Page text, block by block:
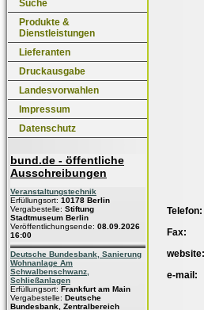
Suche
Produkte &
Dienstleistungen
Lieferanten
Druckausgabe
Landesvorwahlen
Impressum
Datenschutz
bund.de - öffentliche
Ausschreibungen
Veranstaltungstechnik
Erfüllungsort: 10178 Berlin
Vergabestelle: Stiftung
Stadtmuseum Berlin
Veröffentlichungsende: 08.09.2026
16:00
Deutsche Bundesbank, Sanierung
Wohnanlage Am
Schwalbenschwanz,
Schließanlagen
Erfüllungsort: Frankfurt am Main
Vergabestelle: Deutsche
Bundesbank, Zentralbereich
Telefon:
Fax:
website:
e-mail: